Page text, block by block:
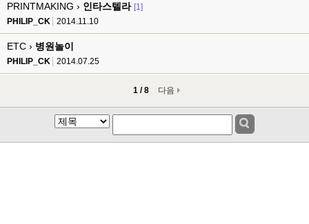
PRINTMAKING › 인타스텔라 [1]
PHILIP_CK
2014.11.10
ETC › 병원놀이
PHILIP_CK 2014.07.25
1 / 8 다음